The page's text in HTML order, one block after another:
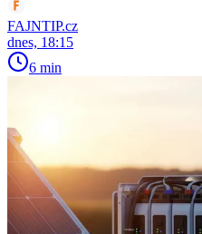
FAJNTIP.cz
dnes, 18:15
6 min